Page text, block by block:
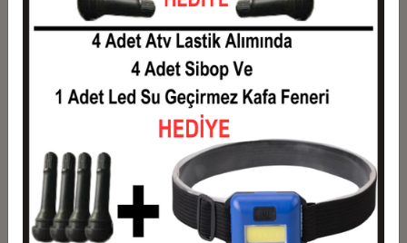
2.495,45 TL
27.450,00 TL
2.325,00 TL 27.900,00 TL
Taksit Tutarı
Toplam Tutar
1
22.500,00 TL
22.500,00 TL
2
11.250,00 TL
22.500,00 TL
3
8.025,00 TL
24.075,00 TL